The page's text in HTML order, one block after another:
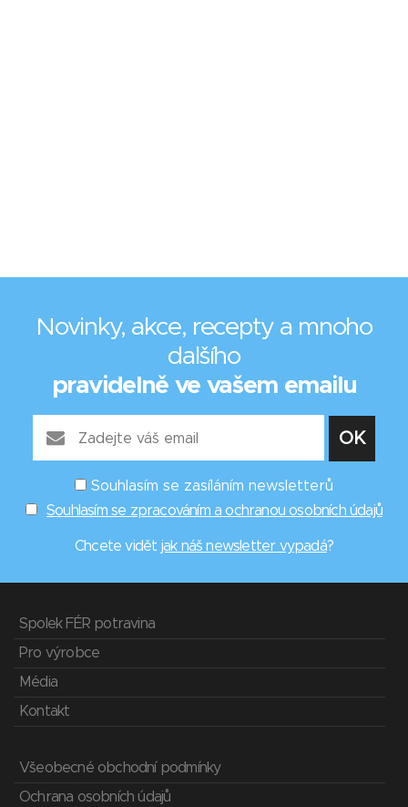
Novinky, akce, recepty a mnoho
dalšího
pravidelně ve vašem emailu
Souhlasím se zasíláním newsletterů
Souhlasím se zpracováním a ochranou osobních údajů
Chcete vidět jak náš newsletter vypadá?
Spolek FÉR potravina
Pro výrobce
Média
Kontakt
Všeobecné obchodní podmínky
Ochrana osobních údajů